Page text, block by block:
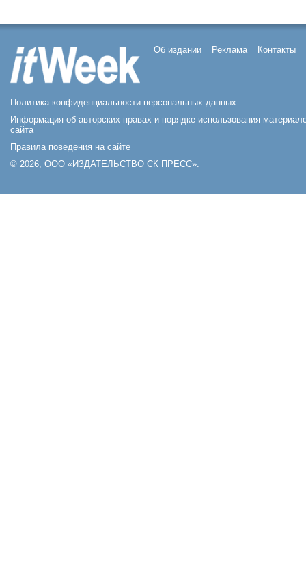
Об издании Реклама Контакты
Политика конфиденциальности персональных данных
Информация об авторских правах и порядке использования
сайта
Правила поведения на сайте
© 2026, ООО «ИЗДАТЕЛЬСТВО СК ПРЕСС».